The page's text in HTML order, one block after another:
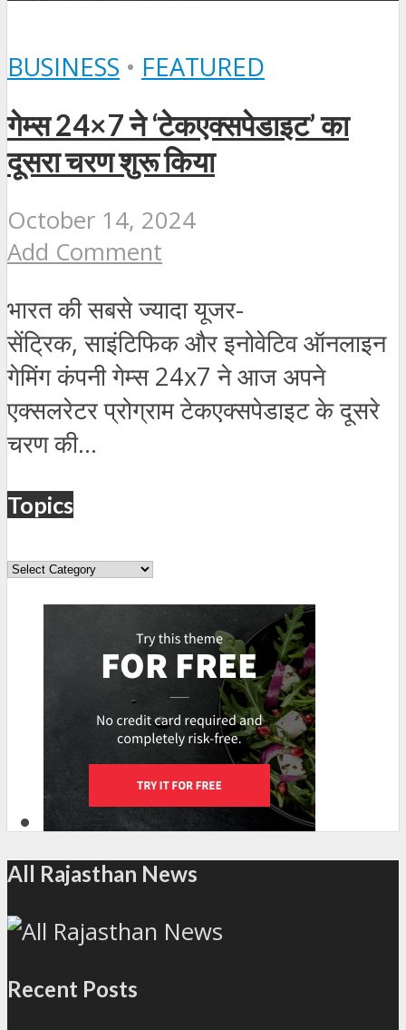
BUSINESS • FEATURED
गेम्स 24×7 ने ‘टेकएक्सपेडाइट’ का
दूसरा चरण शुरू किया
October 14, 2024
Add Comment
भारत की सबसे ज्यादा यूजर-
सेंट्रिक, साइंटिफिक और इनोवेटिव ऑनलाइन
गेमिंग कंपनी गेम्स 24x7 ने आज अपने
एक्सलरेटर प्रोग्राम टेकएक्सपेडाइट के दूसरे
चरण की...
Topics
Topics
All Rajasthan News
Recent Posts